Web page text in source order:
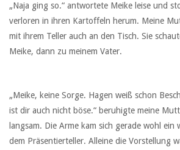
„Naja ging so.“ antwortete Meike leise und
verloren in ihren Kartoffeln herum. Meine
mit ihrem Teller auch an den Tisch. Sie
Meike, dann zu meinem Vater.
„Meike, keine Sorge. Hagen weiß schon
ist dir auch nicht böse.“ beruhigte meine
langsam. Die Arme kam sich gerade wohl ein
dem Präsentierteller. Alleine die Vorstellung